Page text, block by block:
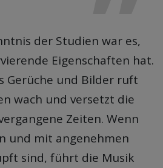
der Studien war es,
Eigenschaften hat.
Gerüche und Bilder ruft
wach und versetzt die
Zeiten. Wenn
und mit angenehmen
sind, führt die Musik